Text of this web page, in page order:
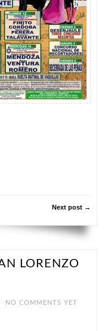
Next post →
LORENZO
NO COMMENTS YET